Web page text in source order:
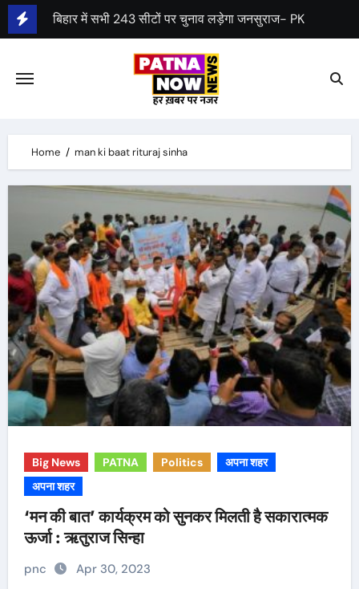
Skip
to
बिहार में सभी 243 सीटों पर चुनाव लड़ेगा जनसुराज- PK
पेंशन स्कीम: केन्द्रीय कैबिनेट ने UPS को मंजूरी दी
Home man ki baat rituraj sinha
Big News PATNA Politics
अपना शहर
अपना शहर
‘मन की बात’ कार्यक्रम को सुनकर मिलती है सकारात्मक
ऊर्जा : ऋतुराज सिन्हा
pnc Apr 30, 2023